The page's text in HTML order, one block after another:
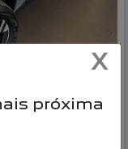
CVT
X
próxima